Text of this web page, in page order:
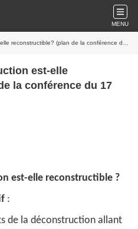
MENU
(plan de la conférence du 17 juin)
est-elle
la conférence du 17
est-elle reconstructible ?
:
de la déconstruction allant